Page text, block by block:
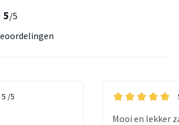
5/5
5 /5
Mooi en lekker